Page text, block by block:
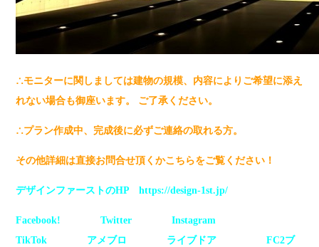
∴モニターに関しましては建物の規模、内容によりご希望に添え
れない場合も御座います。 ご了承ください。
∴プラン作成中、完成後に必ずご連絡の取れる方。
その他詳細は直接お問合せ頂くかこちらをご覧ください！
デザインファーストのHP https://design-1st.jp/
Facebook! Twitter
Instagram
TikTok
アメブロ ライブドア
FC2ブ